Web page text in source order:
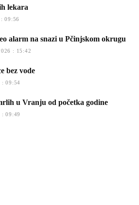
lekara
09:56
alarm na snazi u Pčinjskom okrugu
: 15:42
bez vode
: 09:54
u Vranju od početka godine
: 09:49